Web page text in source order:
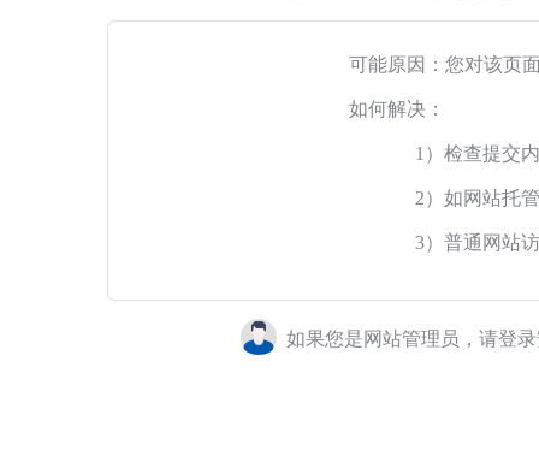
可能原因：您对该页
如何解决：
1）检查提交
2）如网站托
3）普通网站
如果您是网站管理员，请登